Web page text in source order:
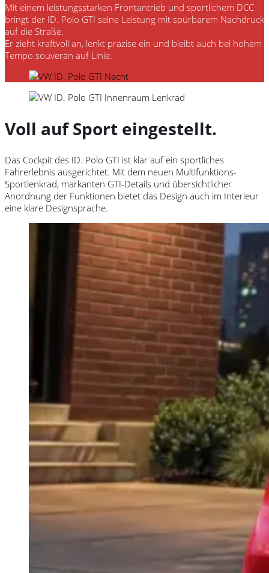
Mit einem leistungsstarken Frontantrieb und sportlichem DCC
bringt der ID. Polo GTI seine Leistung mit spürbarem Nachdruck
auf die Straße.
Er zieht kraftvoll an, lenkt präzise ein und bleibt auch bei hohem
Tempo souverän auf Linie.
Voll auf Sport eingestellt.
Das Cockpit des ID. Polo GTI ist klar auf ein sportliches
Fahrerlebnis ausgerichtet. Mit dem neuen Multifunktions-
Sportlenkrad, markanten GTI-Details und übersichtlicher
Anordnung der Funktionen bietet das Design auch im Interieur
eine klare Designsprache.